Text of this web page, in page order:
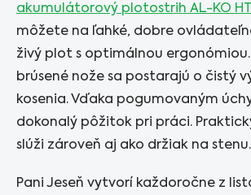
akumulátorový plotostrih AL-KO HT
môžete na ľahké, dobre
živý plot s optimálnou
brúsené nože sa postarajú o čistý
kosenia. Vďaka pogumovaným
dokonalý pôžitok pri práci.
slúži zároveň aj ako držiak na stenu.
Pani Jeseň vytvorí každoročne z